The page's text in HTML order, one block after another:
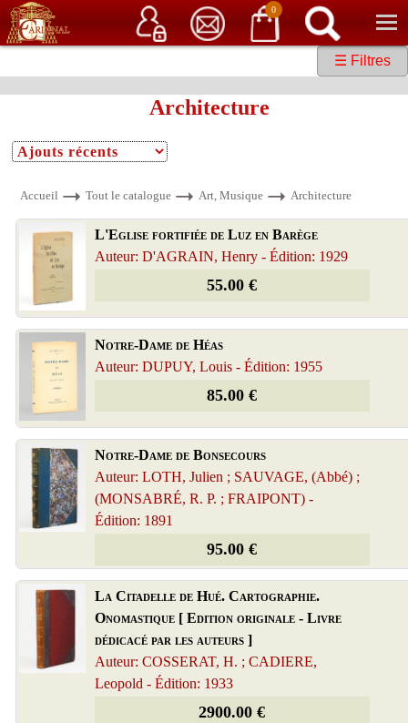
0
Service client 06 15 37 15 37 Librairie de livres anciens & rares
☰ Filtres
Architecture
Accueil Tout le catalogue Art, Musique Architecture
L'Eglise fortifiée de Luz en Barège
Auteur: D'AGRAIN, Henry - Édition: 1929
55.00 €
Notre-Dame de Héas
Auteur: DUPUY, Louis - Édition: 1955
85.00 €
Notre-Dame de Bonsecours
Auteur: LOTH, Julien ; SAUVAGE, (Abbé) ;
(MONSABRÉ, R. P. ; FRAIPONT) -
Édition: 1891
95.00 €
La Citadelle de Hué. Cartographie.
Onomastique [ Edition originale - Livre
dédicacé par les auteurs ]
Auteur: COSSERAT, H. ; CADIERE,
Leopold - Édition: 1933
2900.00 €